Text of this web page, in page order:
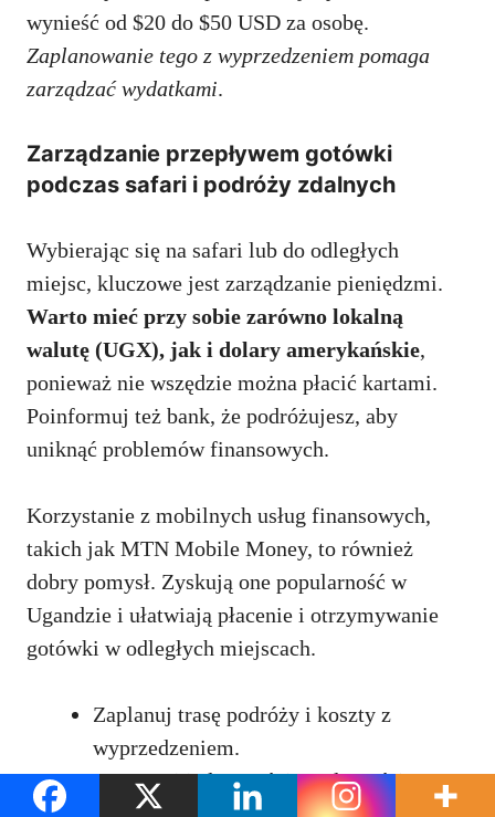
wynieść od $20 do $50 USD za osobę.
Zaplanowanie tego z wyprzedzeniem pomaga
zarządzać wydatkami.
Zarządzanie przepływem gotówki
podczas safari i podróży zdalnych
Wybierając się na safari lub do odległych
miejsc, kluczowe jest zarządzanie pieniędzmi.
Warto mieć przy sobie zarówno lokalną
walutę (UGX), jak i dolary amerykańskie,
ponieważ nie wszędzie można płacić kartami.
Poinformuj też bank, że podróżujesz, aby
uniknąć problemów finansowych.
Korzystanie z mobilnych usług finansowych,
takich jak MTN Mobile Money, to również
dobry pomysł. Zyskują one popularność w
Ugandzie i ułatwiają płacenie i otrzymywanie
gotówki w odległych miejscach.
Zaplanuj trasę podróży i koszty z
wyprzedzeniem.
Korzystaj jednocześnie z płatności